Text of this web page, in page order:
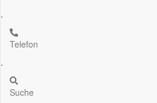
.
Telefon
.
Suche